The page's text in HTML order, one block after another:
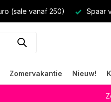
(sale vanaf 250) Spaar
Zomervakantie Nieuw!